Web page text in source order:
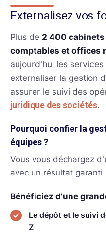
Externalisez vos
Plus de 2 400
comptables et offices
aujourd'hui les
externaliser la gestion
assurer le suivi des
juridique des sociétés.
Pourquoi confier la
équipes ?
Vous vous déchargez
avec un résultat garanti
Bénéficiez d'une
Le dépôt et le suivi
Z